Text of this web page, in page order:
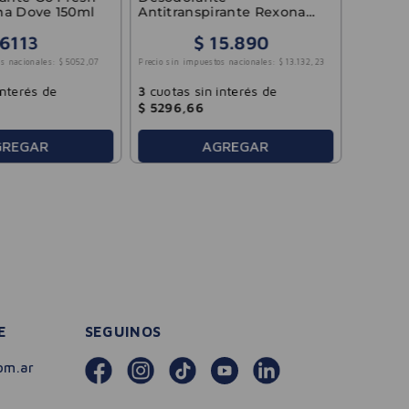
Dove 150ml
6113
nacionales: $ 5052 ,07
de
Antitranspirante Rexona
$ 15.890
Precio sin impuestos nacionales: $ 13 132 23
3 cuotas sin interés de
$ 5296 ,66
AGREGAR
SEGUINOS